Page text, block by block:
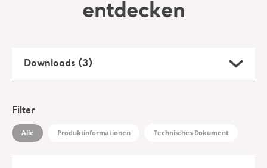
entdecken
Downloads (3)
Filter
Alle Produktinformationen Technisches Dokument